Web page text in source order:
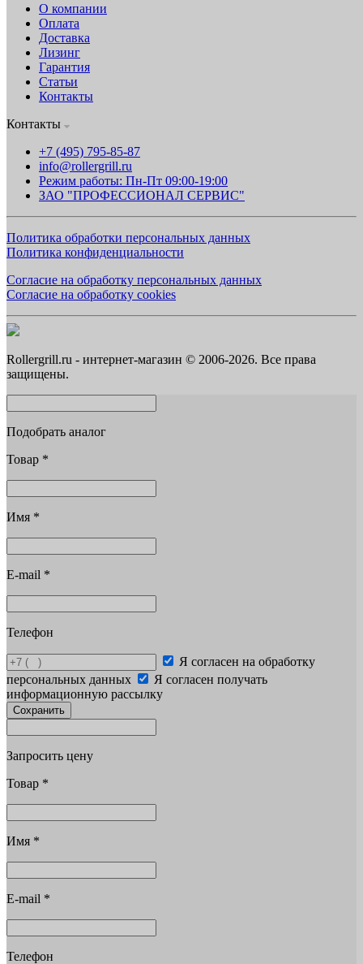
О компании
Оплата
Доставка
Лизинг
Гарантия
Статьи
Контакты
Контакты
+7 (495) 795-85-87
info@rollergrill.ru
Режим работы: Пн-Пт 09:00-19:00
ЗАО "ПРОФЕССИОНАЛ СЕРВИС"
Политика обработки персональных данных
Политика конфиденциальности
Согласие на обработку персональных данных
Согласие на обработку cookies
Rollergrill.ru - интернет-магазин © 2006-2026. Все права
защищены.
Подобрать аналог
Товар *
Имя *
E-mail *
Телефон
Я согласен на обработку
персональных данных
Я согласен получать
информационную рассылку
Сохранить
Запросить цену
Товар *
Имя *
E-mail *
Телефон